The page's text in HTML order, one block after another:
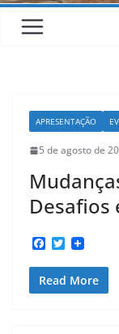
APRESENTAÇÃO
5 de agosto de
Desafios
c
e
b
T
i
t
t
Read More